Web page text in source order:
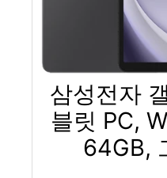
삼성전자
블릿 PC,
64GB,